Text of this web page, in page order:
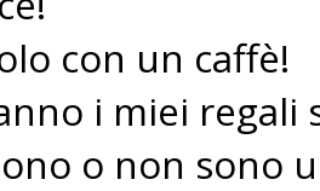
con un caffè!
i miei regali
o non sono